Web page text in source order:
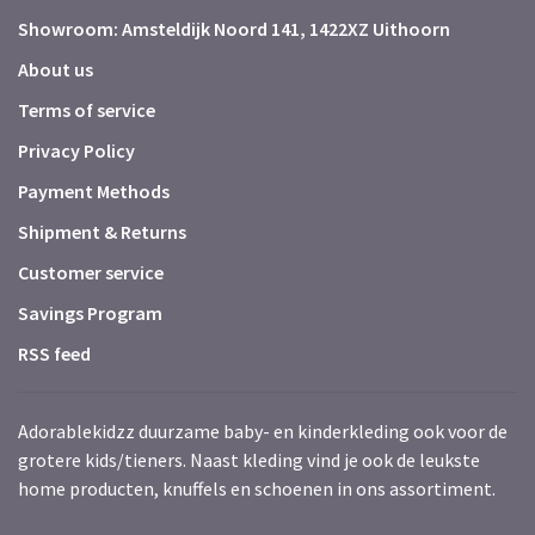
Showroom: Amsteldijk Noord 141, 1422XZ Uithoorn
About us
Terms of service
Privacy Policy
Payment Methods
Shipment & Returns
Customer service
Savings Program
RSS feed
Adorablekidzz duurzame baby- en kinderkleding ook voor de
grotere kids/tieners. Naast kleding vind je ook de leukste
home producten, knuffels en schoenen in ons assortiment.